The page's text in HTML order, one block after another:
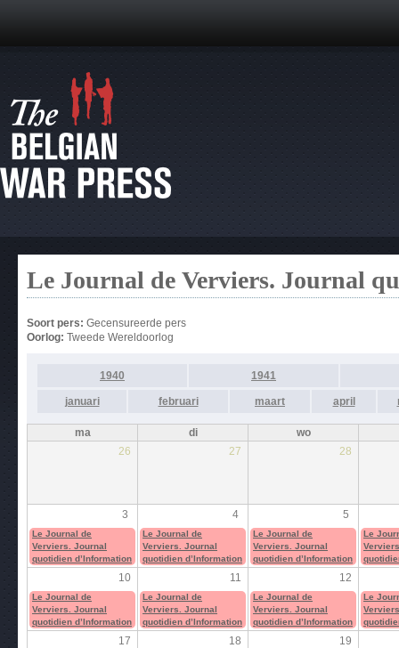
Le Journal de Verviers. Journal
Soort pers: Gecensureerde pers
Oorlog: Tweede Wereldoorlog
1940 1941
januari februari maart april
ma di
wo
26
27 28
3 4 5
Le Journal de
Verviers. Journal
quotidien d’Information
Le Journal de
Verviers. Journal
quotidien d’Information
Le Journal de
Verviers. Journal
quotidien d’Information
Le
10 11 12
Le Journal de
Verviers. Journal
quotidien d’Information
Le Journal de
Verviers. Journal
quotidien d’Information
Le Journal de
Verviers. Journal
quotidien d’Information
Le
17 18 19